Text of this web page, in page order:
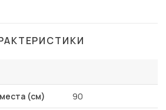
(см) 90